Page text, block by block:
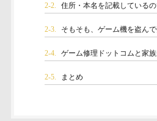
2-2. 住所・本名を記載している
2-3. そもそも、ゲーム機を盗ん
2-4. ゲーム修理ドットコムと家
2-5. まとめ